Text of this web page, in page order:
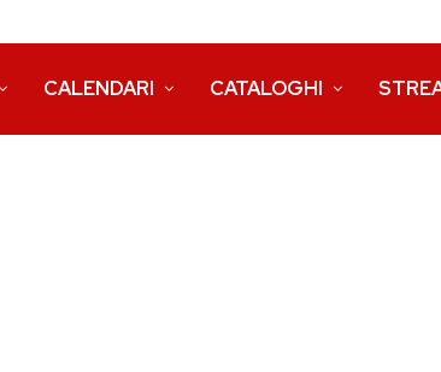
CALENDARI CATALOGHI